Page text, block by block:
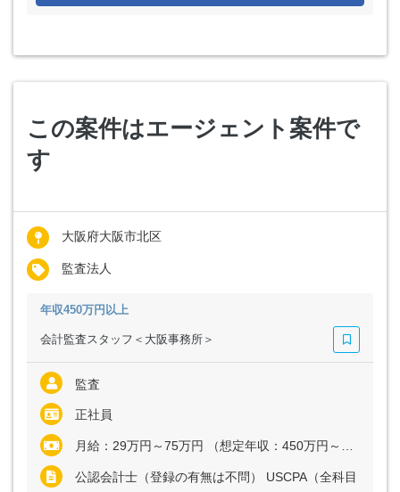
この案件はエージェント案件で
す
大阪府大阪市北区
監査法人
年収450万円以上
会計監査スタッフ＜大阪事務所＞
監査
正社員
月給：29万円～75万円 （想定年収：450万円～1200万円） ※これまでのご経験や能力を考慮し、決定いたします
公認会計士（登録の有無は不問） USCPA（全科目